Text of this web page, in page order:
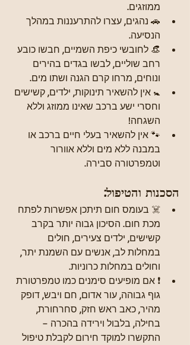
ממוזגים.
🚗 נהגים, עצרו להתרעננות במהלך
הנסיעה.
👒 לחובשי כיפת השמיים, חבשו כובע
רחב שוליים, לבשו בגדים בהירים
ונוחים, מרחו קרם הגנה ושתו מים.
🚼 אין להשאיר תינוקות, ילדים, קשישים
וחסרי ישע ברכב שאינו ממוזג וללא
השגחה!
🐾 אין להשאיר בעלי חיים ברכב או
במבנה ללא מים וללא אוורור
וטמפרטורה סבירה.
הסכנות והטיפול:
☠️ בעומס חום תיתכן אפשרות לפתח
מכת חום. הסיכון גבוה יותר בקרב
קשישים, ילדים צעירים, חולים
במחלות לב, אנשים עם השמנת יתר,
וחולים במחלות כרוניות.
❗ אם מופיעים סימנים כמו טמפרטורת
גוף גבוהה, עור אדום, חם ויבש, דופק
מהיר, כאב ראש חזק, סחרחורת,
בחילה, בלבול וירידה בהכרה –
התקשרו למוקד חירום לקבלת טיפול